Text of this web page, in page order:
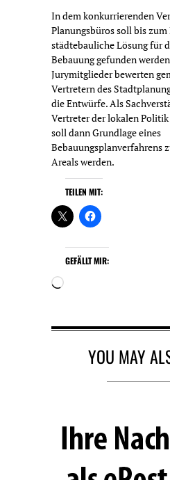
In dem konkurrierenden
Planungsbüros soll bis zum
städtebauliche Lösung für
Bebauung gefunden
Jurymitglieder bewerten
Vertretern des
die Entwürfe. Als
Vertreter der lokalen Politik
soll dann Grundlage eines
Bebauungsplanverfahrens
Areals werden.
TEILEN MIT:
GEFÄLLT MIR:
W
d
n
YOU MAY